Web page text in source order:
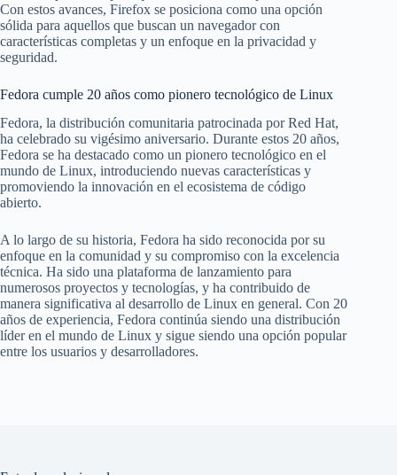
Con estos avances, Firefox se posiciona como una opción
sólida para aquellos que buscan un navegador con
características completas y un enfoque en la privacidad y
seguridad.
Fedora cumple 20 años como pionero tecnológico de Linux
Fedora, la distribución comunitaria patrocinada por Red Hat,
ha celebrado su vigésimo aniversario. Durante estos 20 años,
Fedora se ha destacado como un pionero tecnológico en el
mundo de Linux, introduciendo nuevas características y
promoviendo la innovación en el ecosistema de código
abierto.
A lo largo de su historia, Fedora ha sido reconocida por su
enfoque en la comunidad y su compromiso con la excelencia
técnica. Ha sido una plataforma de lanzamiento para
numerosos proyectos y tecnologías, y ha contribuido de
manera significativa al desarrollo de Linux en general. Con 20
años de experiencia, Fedora continúa siendo una distribución
líder en el mundo de Linux y sigue siendo una opción popular
entre los usuarios y desarrolladores.